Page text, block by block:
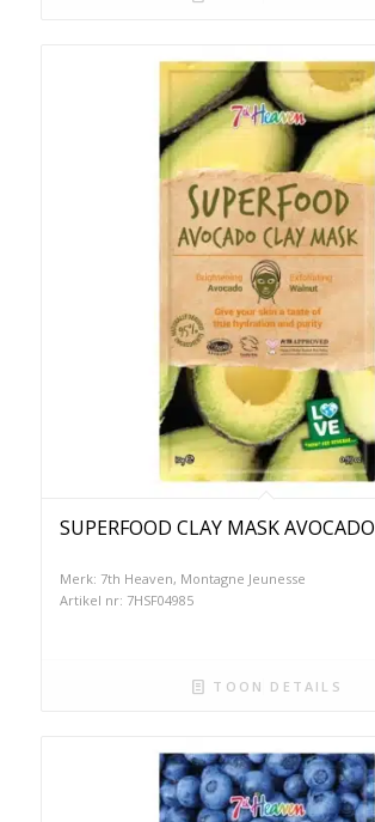
SUPERFOOD CLAY MASK AVOCADO
Merk: 7th Heaven, Montagne Jeunesse
Artikel nr: 7HSF04985
TOON DETAILS